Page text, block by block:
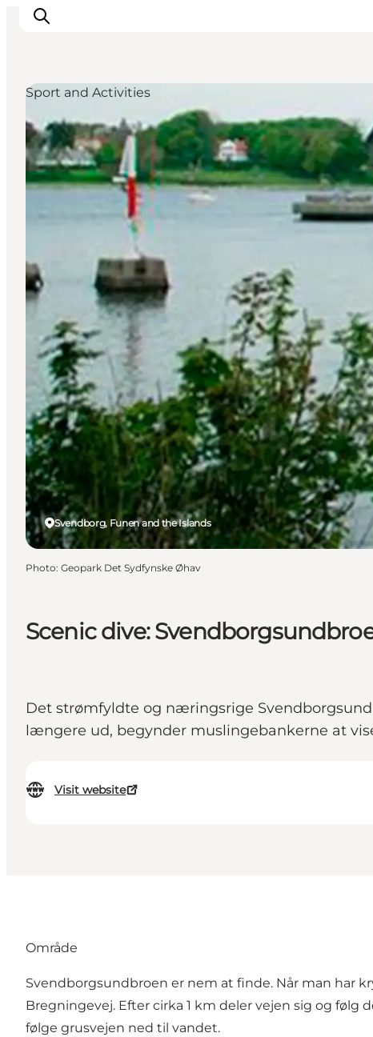
Explore the geopark
Geology
Videos
Scenic dive:
Det strømfyldte og næringsrige
længere ud, begynder muslingebankerne at
Visit website
Svendborg, Funen and the Islands
Sport and Activities
Photo: Geopark Det Sydfynske Øhav
Område
Svendborgsundbroen er nem at finde. Når man har
Bregningevej. Efter cirka 1 km deler vejen sig og
følge grusvejen ned til vandet.